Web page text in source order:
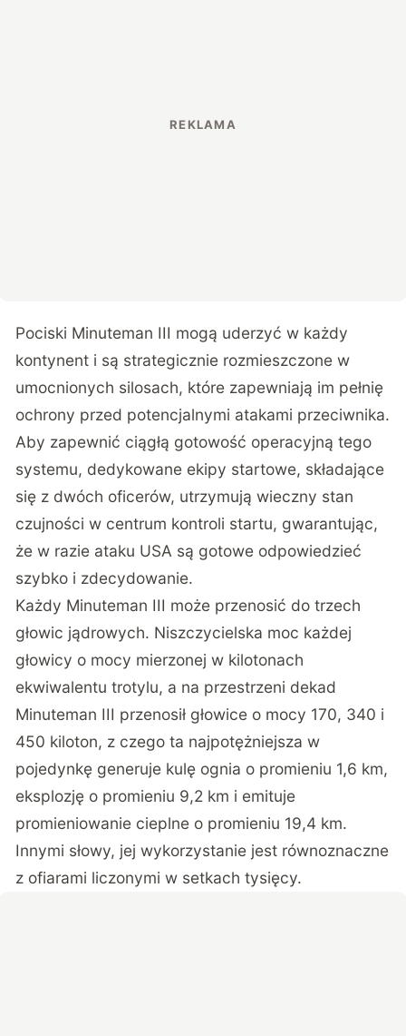
Pociski Minuteman III mogą uderzyć w każdy
kontynent i są strategicznie rozmieszczone w
umocnionych silosach, które zapewniają im pełnię
ochrony przed potencjalnymi atakami przeciwnika.
Aby zapewnić ciągłą gotowość operacyjną tego
systemu, dedykowane ekipy startowe, składające
się z dwóch oficerów, utrzymują wieczny stan
czujności w centrum kontroli startu, gwarantując,
że w razie ataku USA są gotowe odpowiedzieć
szybko i zdecydowanie.
Każdy Minuteman III może przenosić do trzech
głowic jądrowych. Niszczycielska moc każdej
głowicy o mocy mierzonej w kilotonach
ekwiwalentu trotylu, a na przestrzeni dekad
Minuteman III przenosił głowice o mocy 170, 340 i
450 kiloton, z czego ta najpotężniejsza w
pojedynkę generuje kulę ognia o promieniu 1,6 km,
eksplozję o promieniu 9,2 km i emituje
promieniowanie cieplne o promieniu 19,4 km.
Innymi słowy, jej wykorzystanie jest równoznaczne
z ofiarami liczonymi w setkach tysięcy.